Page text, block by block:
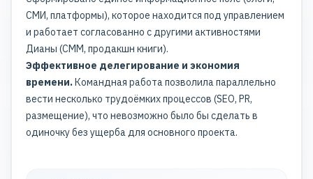
СМИ, платформы), которое находится под управлением
и работает согласованно с другими активностями
Дианы (СММ, продакшн книги).
Эффективное делегирование и экономия
времени.Командная работа позволила параллельно
вести несколько трудоёмких процессов (SEO, PR,
размещение), что невозможно было бы сделать в
одиночку без ущерба для основного проекта.